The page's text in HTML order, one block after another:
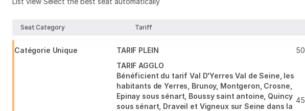
d'Yerres
view
Seat Category Tariff
Catégorie Unique TARIF PLEIN 50
TARIF AGGLO
Bénéficient du tarif Val D'Yerres Val de Seine, les
habitants de Yerres, Brunoy, Montgeron, Crosne,
Epinay sous sénart, Boussy saint antoine, Quincy
sous sénart, Draveil et Vigneux sur Seine dans la
45